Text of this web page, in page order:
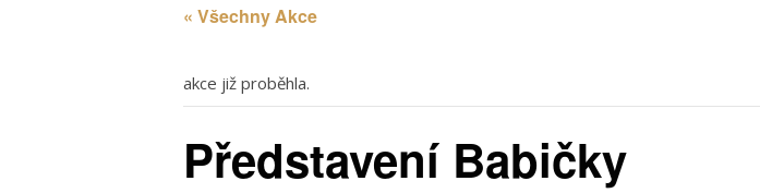
« Všechny Akce
akce již proběhla.
Představení Babičky